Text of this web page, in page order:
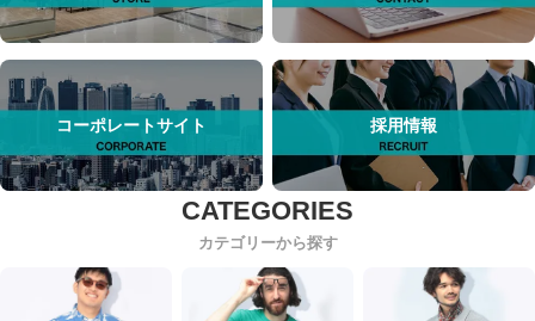
コーポレートサイト 採用情報
カテゴリーから探す